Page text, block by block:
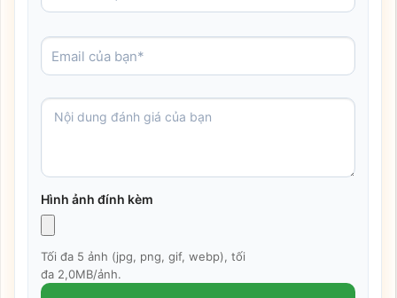
Hình ảnh đính kèm
Tối đa 5 ảnh (jpg, png, gif, webp), tối
đa 2,0MB/ảnh.